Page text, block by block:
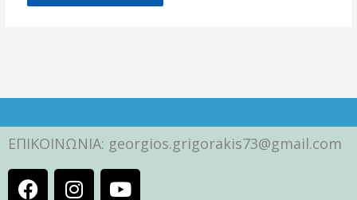
ΕΠΙΚΟΙΝΩΝΙΑ: georgios.grigorakis73@gmail.com
F I Y